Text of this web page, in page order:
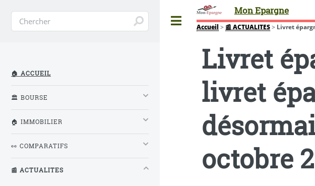
Mon Epargne
Accueil > 📰 ACTUALITES> Livret
Livret
livret
octobre
🏠 ACCUEIL
🏛️ BOURSE
🏠 IMMOBILIER
👀 COMPARATIFS
📰 ACTUALITES
Toggle